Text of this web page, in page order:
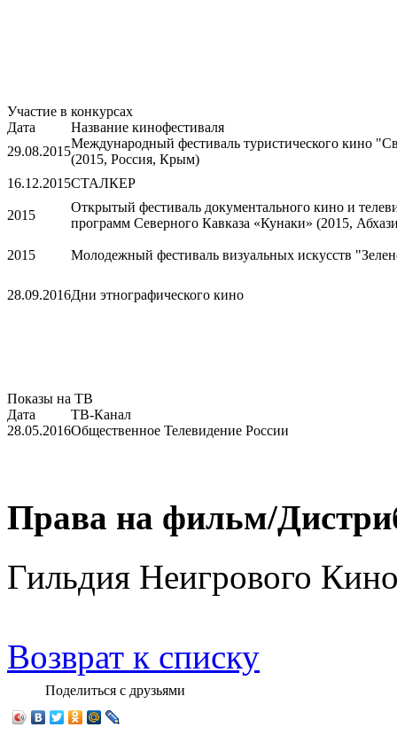
Участие в конкурсах
Дата
Название кинофестиваля
29.08.2015
Международный фестиваль туристического кино
(2015, Россия, Крым)
16.12.2015СТАЛКЕР
2015
Открытый фестиваль документального кино и
программ Северного Кавказа «Кунаки» (2015,
2015 Молодежный фестиваль визуальных искусств
28.09.2016Дни этнографического кино
Показы на ТВ
Дата
ТВ-Канал
28.05.2016Общественное Телевидение России
Права на фильм/
Гильдия Неигрового
Возврат к списку
Поделиться с друзьями